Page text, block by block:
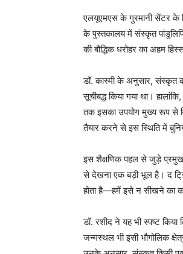
एलयूएमएस के गुरमानी सेंटर के
के पुस्तकालय में संस्कृत
की बौद्धिक धरोहर का अहम
डॉ. कास्मी के अनुसार, संस्कृत
सूचीबद्ध किया गया था।
तक इसका उपयोग मुख्य रूप से
तैयार करने से इस स्थिति में
इस शैक्षणिक पहल से जुड़े प्रमुख
से देखना एक बड़ी भूल है। द
होता है—हमें इसे न सीखने का
डॉ. रशीद ने यह भी स्पष्ट किया
जन्मस्थल भी इसी भौगोलिक